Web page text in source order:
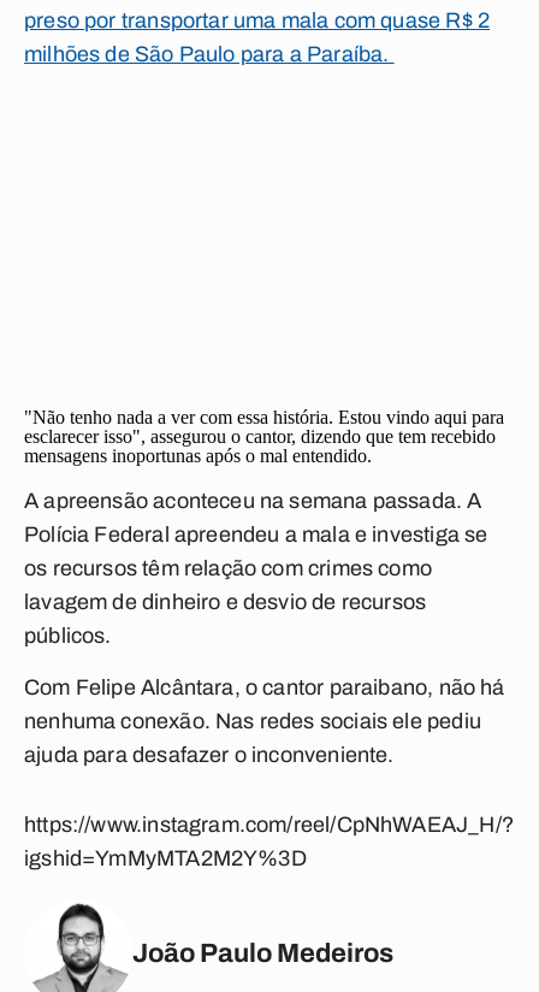
preso por transportar uma mala com quase R$ 2
milhões de São Paulo para a Paraíba.
"Não tenho nada a ver com essa história. Estou vindo aqui para
esclarecer isso", assegurou o cantor, dizendo que tem recebido
mensagens inoportunas após o mal entendido.
A apreensão aconteceu na semana passada. A
Polícia Federal apreendeu a mala e investiga se
os recursos têm relação com crimes como
lavagem de dinheiro e desvio de recursos
públicos.
Com Felipe Alcântara, o cantor paraibano, não há
nenhuma conexão. Nas redes sociais ele pediu
ajuda para desafazer o inconveniente.
https://www.instagram.com/reel/CpNhWAEAJ_H/?
igshid=YmMyMTA2M2Y%3D
João Paulo Medeiros